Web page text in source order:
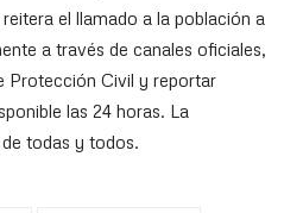
el llamado a la población a
a través de canales oficiales,
Protección Civil y reportar
las 24 horas. La
todas y todos.